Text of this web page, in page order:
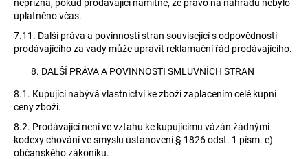
nepřizná, pokud prodávající namítne, že právo na náhradu nebylo
uplatněno včas.
7.11. Další práva a povinnosti stran související s odpovědností
prodávajícího za vady může upravit reklamační řád prodávajícího.
DALŠÍ PRÁVA A POVINNOSTI SMLUVNÍCH STRAN
8.1. Kupující nabývá vlastnictví ke zboží zaplacením celé kupní
ceny zboží.
8.2. Prodávající není ve vztahu ke kupujícímu vázán žádnými
kodexy chování ve smyslu ustanovení § 1826 odst. 1 písm. e)
občanského zákoníku.